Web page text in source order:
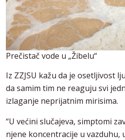
Prečistač vode u „Žibelu“
Iz ZZJSU kažu da je osetljivost
da samim tim ne reaguju svi
izlaganje neprijatnim mirisima.
“U većini slučajeva, simptomi
njene koncentracije u vazduhu,